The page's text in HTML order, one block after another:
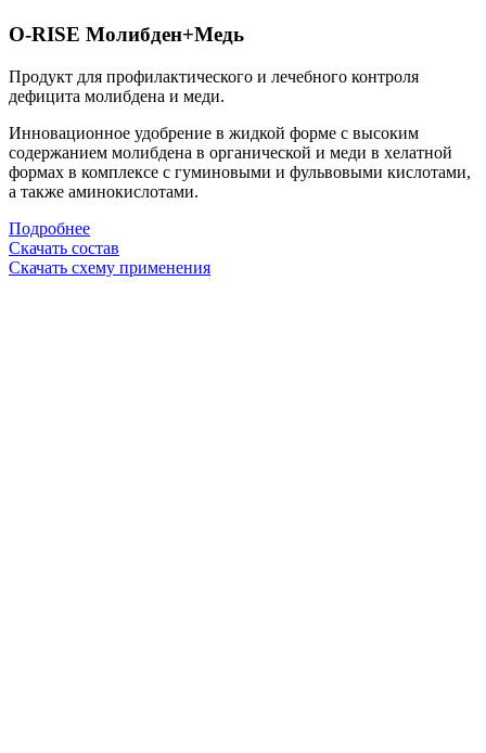
O-RISE Молибден+Медь
Продукт для профилактического и лечебного контроля
дефицита молибдена и меди.
Инновационное удобрение в жидкой форме с высоким
содержанием молибдена в органической и меди в хелатной
формах в комплексе с гуминовыми и фульвовыми кислотами,
а также аминокислотами.
Подробнее
Скачать состав
Скачать схему применения